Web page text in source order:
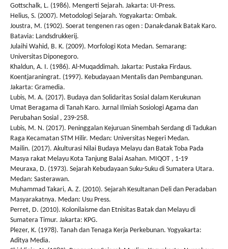
Gottschalk, L. (1986). Mengerti Sejarah. Jakarta: UI-Press.
Helius, S. (2007). Metodologi Sejarah. Yogyakarta: Ombak.
Joustra, M. (1902). Soerat tengenen ras ogen : Danak-danak Batak Karo.
Batavia: Landsdrukkerij.
Julaihi Wahid, B. K. (2009). Morfologi Kota Medan. Semarang:
Universitas Diponegoro.
Khaldun, A. I. (1986). Al-Muqaddimah. Jakarta: Pustaka Firdaus.
Koentjaraningrat. (1997). Kebudayaan Mentalis dan Pembangunan.
Jakarta: Gramedia.
Lubis, M. A. (2017). Budaya dan Solidaritas Sosial dalam Kerukunan
Umat Beragama di Tanah Karo. Jurnal Ilmiah Sosiologi Agama dan
Perubahan Sosial , 239-258.
Lubis, M. N. (2017). Peninggalan Kejuruan Sinembah Serdang di Tadukan
Raga Kecamatan STM Hilir. Medan: Universitas Negeri Medan.
Mailin. (2017). Akulturasi Nilai Budaya Melayu dan Batak Toba Pada
Masya rakat Melayu Kota Tanjung Balai Asahan. MIQOT , 1-19
Meuraxa, D. (1973). Sejarah Kebudayaan Suku-Suku di Sumatera Utara.
Medan: Sasterawan.
Muhammad Takari, A. Z. (2010). Sejarah Kesultanan Deli dan Peradaban
Masyarakatnya. Medan: Usu Press.
Perret, D. (2010). Kolonilaisme dan Etnisitas Batak dan Melayu di
Sumatera Timur. Jakarta: KPG.
Plezer, K. (1978). Tanah dan Tenaga Kerja Perkebunan. Yogyakarta:
Aditya Media.